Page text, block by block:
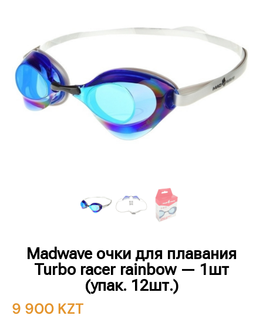
Madwave очки для плавания
Turbo racer rainbow — 1шт
(упак. 12шт.)
9 900 KZT